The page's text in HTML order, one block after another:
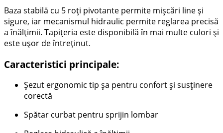
Baza stabilă cu 5 roți pivotante permite mișcări line și
sigure, iar mecanismul hidraulic permite reglarea precisă
a înălțimii. Tapițeria este disponibilă în mai multe culori și
este ușor de întreținut.
Caracteristici principale:
Șezut ergonomic tip șa pentru confort și susținere
corectă
Spătar curbat pentru sprijin lombar